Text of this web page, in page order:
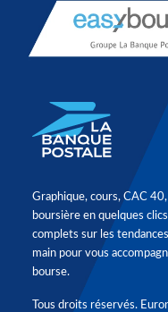
Graphique, cours, CAC
boursière en quelques
complets sur les
main pour vous
bourse.
Tous droits réservés.